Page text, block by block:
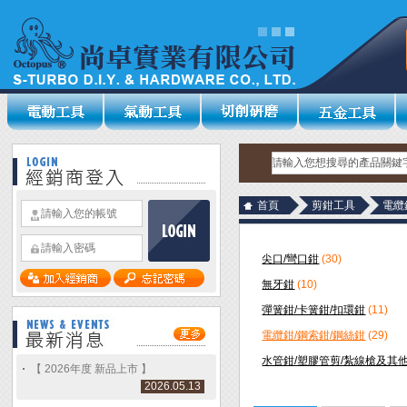
【 2026年度 新品上市 】
2026.05.13
首頁 剪鉗工具 電
尖口/彎口鉗 (30)
無牙鉗 (10)
彈簧鉗/卡簧鉗/扣環鉗 (11)
電纜鉗/鋼索鉗/鋼絲鉗 (29)
水管鉗/塑膠管剪/紮線槍及其